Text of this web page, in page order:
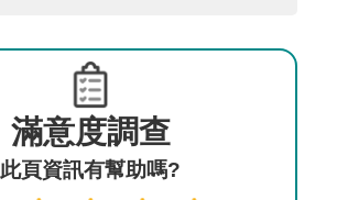
滿意度調查
此頁資訊有幫助嗎?